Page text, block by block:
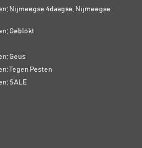
Nijmeegse 4daagse, Nijmeegse
Geblokt
Geus
Tegen Pesten
SALE